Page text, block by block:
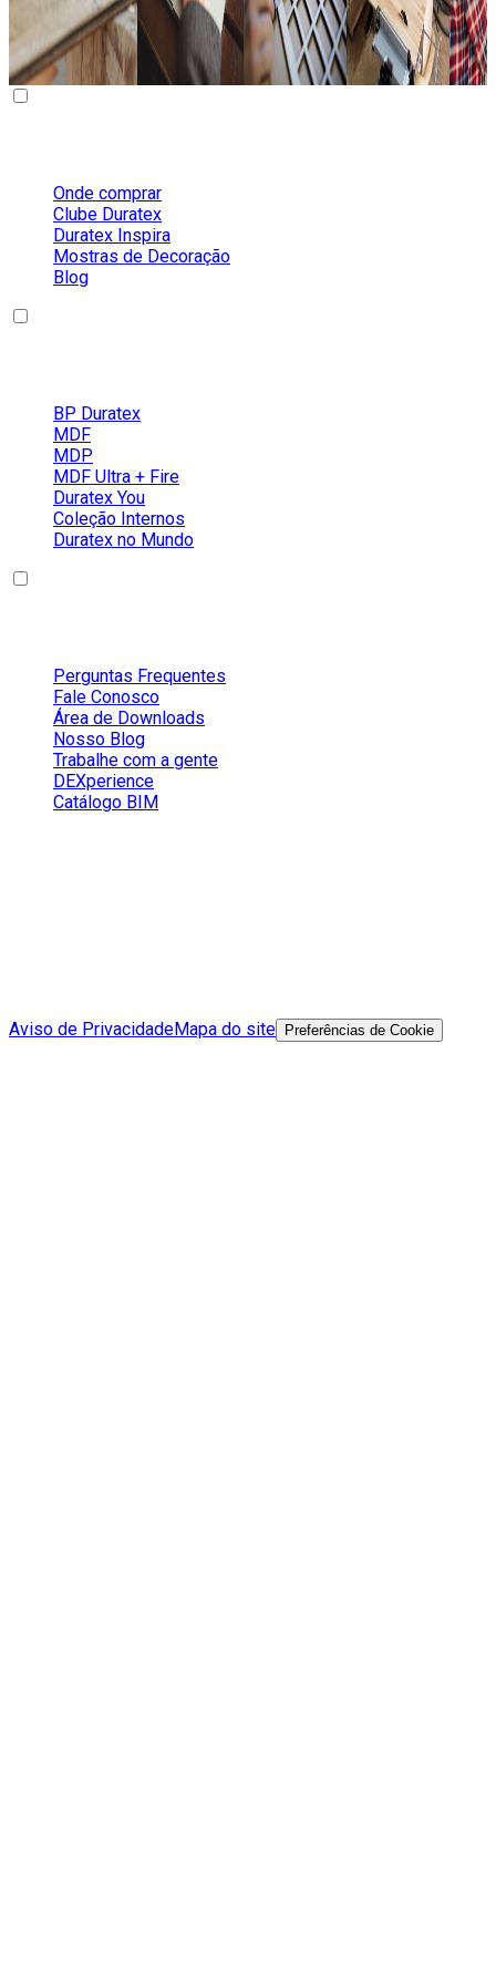
Onde comprar
Clube Duratex
Duratex Inspira
Mostras de Decoração
Blog
BP Duratex
MDF
MDP
MDF Ultra + Fire
Duratex You
Coleção Internos
Duratex no Mundo
Perguntas Frequentes
Fale Conosco
Área de Downloads
Nosso Blog
Trabalhe com a gente
DEXperience
Catálogo BIM
Aviso de PrivacidadeMapa do site Preferências de Cookie